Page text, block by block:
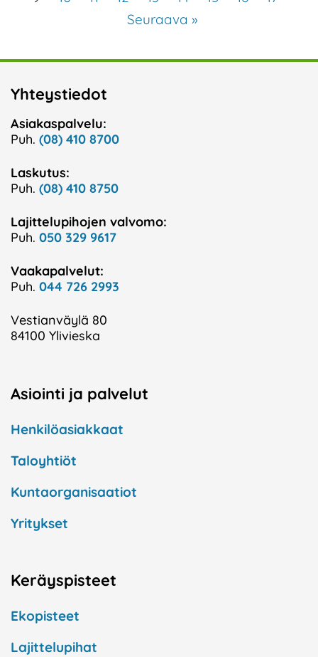
Seuraava »
Yhteystiedot
Asiakaspalvelu:
Puh. (08) 410 8700
Laskutus:
Puh. (08) 410 8750
Lajittelupihojen valvomo:
Puh. 050 329 9617
Vaakapalvelut:
Puh. 044 726 2993
Vestianväylä 80
84100 Ylivieska
Asiointi ja palvelut
Henkilöasiakkaat
Taloyhtiöt
Kuntaorganisaatiot
Yritykset
Keräyspisteet
Ekopisteet
Lajittelupihat